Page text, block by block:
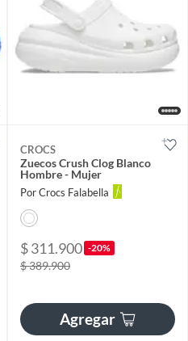
CROCS
Zuecos Crush Clog Blanco
Hombre - Mujer
Por Crocs Falabella
$ 311.900 -20%
$ 389.900
Agregar